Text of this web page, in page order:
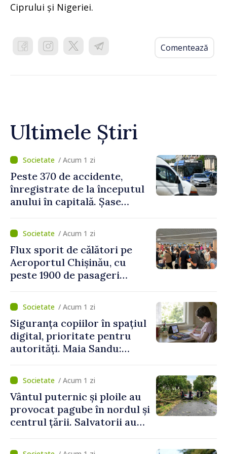
Ciprului și Nigeriei.
Comentează
Ultimele Știri
/ Acum 1 zi
Peste 370 de accidente,
înregistrate de la începutul
anului în capitală. Șase
/ Acum 1 zi
Flux sporit de călători pe
Aeroportul Chișinău, cu
peste 1900 de pasageri
de vârf a concediilor
/ Acum 1 zi
Siguranța copiilor în spațiul
digital, prioritate pentru
autorități. Maia Sandu:
mecanisme care să-i
protejeze”/ Acum 1 zi
Vântul puternic și ploile au
provocat pagube în nordul și
centrul țării. Salvatorii au